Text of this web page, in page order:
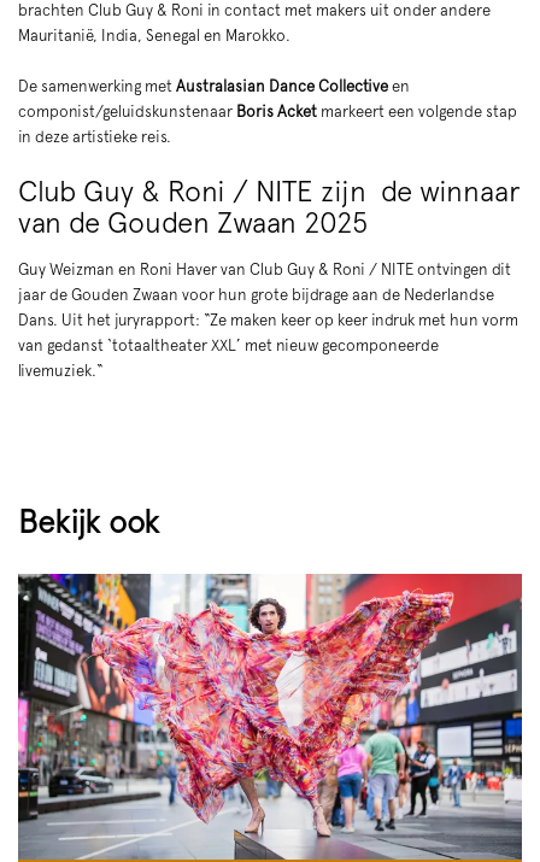
brachten Club Guy & Roni in contact met makers uit onder andere
Mauritanië, India, Senegal en Marokko.
De samenwerking met Australasian Dance Collective en
componist/geluidskunstenaar Boris Acket markeert een volgende stap
in deze artistieke reis.
Club Guy & Roni / NITE zijn de winnaar
van de Gouden Zwaan 2025
Guy Weizman en Roni Haver van Club Guy & Roni / NITE ontvingen dit
jaar de Gouden Zwaan voor hun grote bijdrage aan de Nederlandse
Dans. Uit het juryrapport: “Ze maken keer op keer indruk met hun vorm
van gedanst ‘totaaltheater XXL’ met nieuw gecomponeerde
livemuziek.“
Bekijk ook